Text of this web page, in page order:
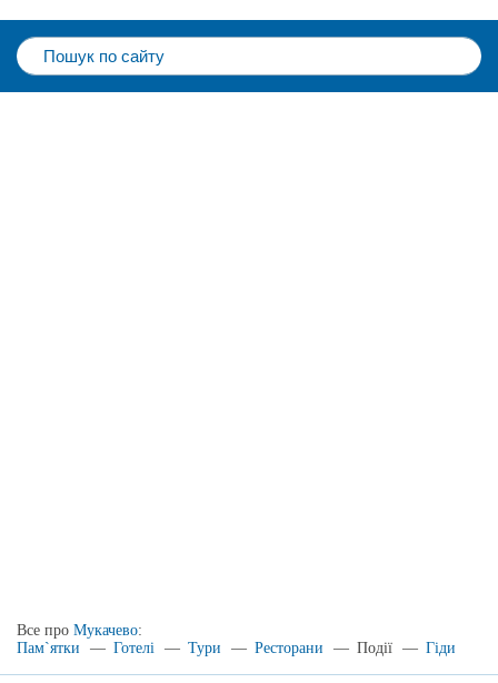
Все про Мукачево:
Пам`ятки
— Готелі — Тури — Ресторани — Події — Гіди